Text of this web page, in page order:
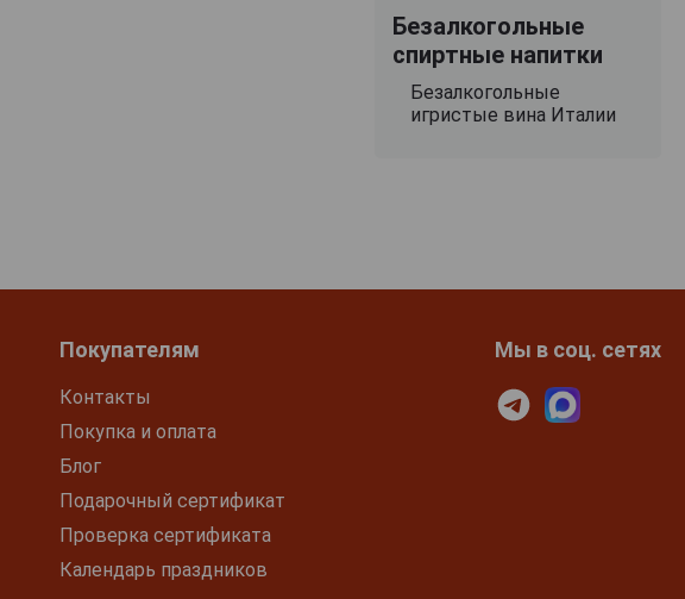
Безалкогольные
спиртные напитки
Безалкогольные
игристые вина Италии
Покупателям
Контакты
Покупка и оплата
Блог
Подарочный сертификат
Проверка сертификата
Календарь праздников
Мы в соц. сетях